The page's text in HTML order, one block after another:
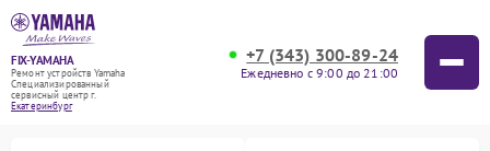
FIX-YAMAHA
Ремонт устройств Yamaha
Специализированный
cервисный центр г.
Екатеринбург
+7 (343) 300-89-24
Ежедневно с 9:00 до 21:00